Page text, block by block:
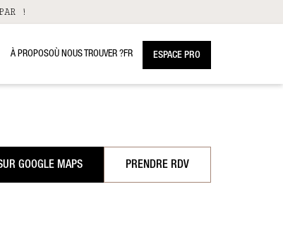
!
À PROPOSOÙ NOUS TROUVER ?FR ESPACE PRO
GOOGLE MAPS PRENDRE RDV